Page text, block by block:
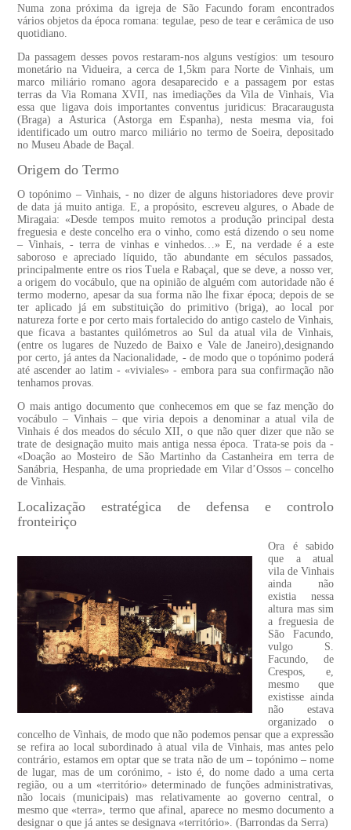
Numa zona próxima da igreja de São Facundo foram encontrados
vários objetos da época romana: tegulae, peso de tear e cerâmica de uso
quotidiano.
Da passagem desses povos restaram-nos alguns vestígios: um tesouro
monetário na Vidueira, a cerca de 1,5km para Norte de Vinhais, um
marco miliário romano agora desaparecido e a passagem por estas
terras da Via Romana XVII, nas imediações da Vila de Vinhais, Via
essa que ligava dois importantes conventus juridicus: Bracaraugusta
(Braga) a Asturica (Astorga em Espanha), nesta mesma via, foi
identificado um outro marco miliário no termo de Soeira, depositado
no Museu Abade de Baçal.
Origem do Termo
O topónimo – Vinhais, - no dizer de alguns historiadores deve provir
de data já muito antiga. E, a propósito, escreveu algures, o Abade de
Miragaia: «Desde tempos muito remotos a produção principal desta
freguesia e deste concelho era o vinho, como está dizendo o seu nome
– Vinhais, - terra de vinhas e vinhedos…» E, na verdade é a este
saboroso e apreciado líquido, tão abundante em séculos passados,
principalmente entre os rios Tuela e Rabaçal, que se deve, a nosso ver,
a origem do vocábulo, que na opinião de alguém com autoridade não é
termo moderno, apesar da sua forma não lhe fixar época; depois de se
ter aplicado já em substituição do primitivo (briga), ao local por
natureza forte e por certo mais fortalecido do antigo castelo de Vinhais,
que ficava a bastantes quilómetros ao Sul da atual vila de Vinhais,
(entre os lugares de Nuzedo de Baixo e Vale de Janeiro),designando
por certo, já antes da Nacionalidade, - de modo que o topónimo poderá
até ascender ao latim - «viviales» - embora para sua confirmação não
tenhamos provas.
O mais antigo documento que conhecemos em que se faz menção do
vocábulo – Vinhais – que viria depois a denominar a atual vila de
Vinhais é dos meados do século XII, o que não quer dizer que não se
trate de designação muito mais antiga nessa época. Trata-se pois da -
«Doação ao Mosteiro de São Martinho da Castanheira em terra de
Sanábria, Hespanha, de uma propriedade em Vilar d’Ossos – concelho
de Vinhais.
Localização estratégica de defensa e controlo
fronteiriço
Ora é sabido
que a atual
vila de Vinhais
ainda não
existia nessa
altura mas sim
a freguesia de
São Facundo,
vulgo S.
Facundo, de
Crespos, e,
mesmo que
existisse ainda
não estava
organizado o
concelho de Vinhais, de modo que não podemos pensar que a expressão
se refira ao local subordinado à atual vila de Vinhais, mas antes pelo
contrário, estamos em optar que se trata não de um – topónimo – nome
de lugar, mas de um corónimo, - isto é, do nome dado a uma certa
região, ou a um «território» determinado de funções administrativas,
não locais (municipais) mas relativamente ao governo central, o
mesmo que «terra», termo que afinal, aparece no mesmo documento a
designar o que já antes se designava «território». (Barrondas da Serra)